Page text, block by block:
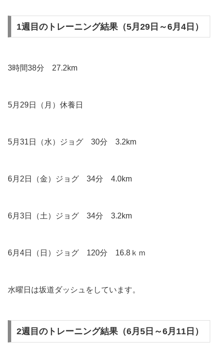
1週目のトレーニング結果（5月29日～6月4日）
3時間38分 27.2km
5月29日（月）休養日
5月31日（水）ジョグ 30分 3.2km
6月2日（金）ジョグ 34分 4.0km
6月3日（土）ジョグ 34分 3.2km
6月4日（日）ジョグ 120分 16.8ｋｍ
水曜日は坂道ダッシュをしています。
2週目のトレーニング結果（6月5日～6月11日）